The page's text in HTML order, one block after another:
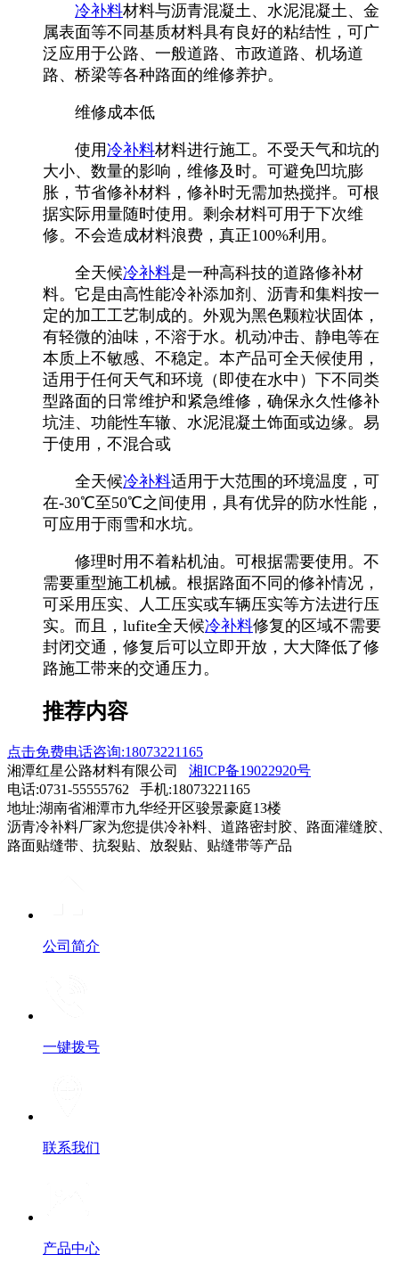
冷补料材料与沥青混凝土、水泥混凝土、金
属表面等不同基质材料具有良好的粘结性，可广
泛应用于公路、一般道路、市政道路、机场道
路、桥梁等各种路面的维修养护。
维修成本低
使用冷补料材料进行施工。不受天气和坑的
大小、数量的影响，维修及时。可避免凹坑膨
胀，节省修补材料，修补时无需加热搅拌。可根
据实际用量随时使用。剩余材料可用于下次维
修。不会造成材料浪费，真正100%利用。
全天候冷补料是一种高科技的道路修补材
料。它是由高性能冷补添加剂、沥青和集料按一
定的加工工艺制成的。外观为黑色颗粒状固体，
有轻微的油味，不溶于水。机动冲击、静电等在
本质上不敏感、不稳定。本产品可全天候使用，
适用于任何天气和环境（即使在水中）下不同类
型路面的日常维护和紧急维修，确保永久性修补
坑洼、功能性车辙、水泥混凝土饰面或边缘。易
于使用，不混合或
全天候冷补料适用于大范围的环境温度，可
在-30℃至50℃之间使用，具有优异的防水性能，
可应用于雨雪和水坑。
修理时用不着粘机油。可根据需要使用。不
需要重型施工机械。根据路面不同的修补情况，
可采用压实、人工压实或车辆压实等方法进行压
实。而且，lufite全天候冷补料修复的区域不需要
封闭交通，修复后可以立即开放，大大降低了修
路施工带来的交通压力。
推荐内容
点击免费电话咨询:18073221165
湘潭红星公路材料有限公司 湘ICP备19022920号
电话:0731-55555762 手机:18073221165
地址:湖南省湘潭市九华经开区骏景豪庭13楼
沥青冷补料厂家为您提供冷补料、道路密封胶、路面灌缝胶、
路面贴缝带、抗裂贴、放裂贴、贴缝带等产品
公司简介
一键拨号
联系我们
产品中心